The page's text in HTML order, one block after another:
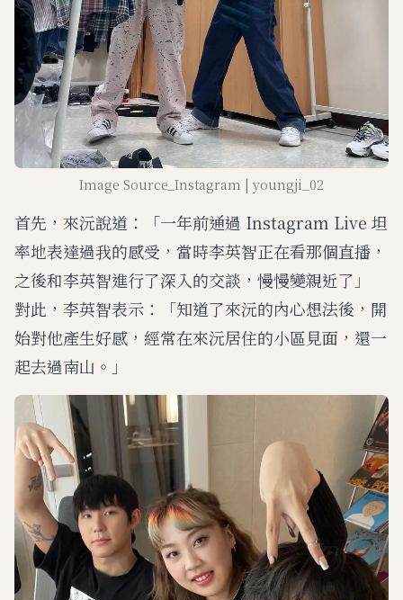
Image Source_Instagram | youngji_02
首先，來沅說道：「一年前通過 Instagram Live 坦
率地表達過我的感受，當時李英智正在看那個直播，
之後和李英智進行了深入的交談，慢慢變親近了」
對此，李英智表示：「知道了來沅的內心想法後，開
始對他產生好感，經常在來沅居住的小區見面，還一
起去過南山。」